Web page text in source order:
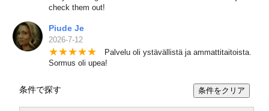
check them out!
Piude Je
2026-7-12
★★★★★ Palvelu oli ystävällistä ja ammattitaitoista.
Sormus oli upea!
条件で探す 条件をクリア